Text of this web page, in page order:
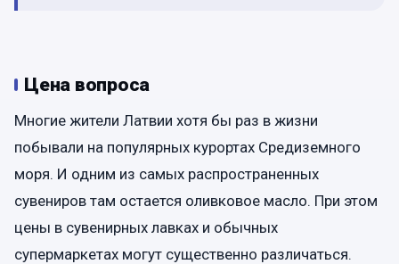
Цена вопроса
Многие жители Латвии хотя бы раз в жизни
побывали на популярных курортах Средиземного
моря. И одним из самых распространенных
сувениров там остается оливковое масло. При этом
цены в сувенирных лавках и обычных
супермаркетах могут существенно различаться.